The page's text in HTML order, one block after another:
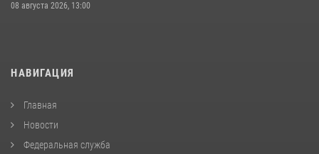
08 августа 2026, 13:00
НАВИГАЦИЯ
Главная
Новости
Федеральная служба